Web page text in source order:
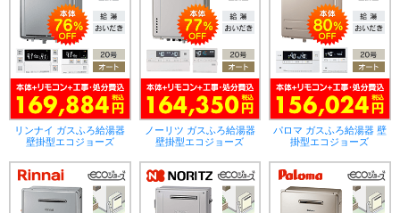
リンナイ ガスふろ給湯器
壁掛型エコジョーズ
ノーリツ ガスふろ給湯器
壁掛型エコジョーズ
パロマ ガスふろ給湯器 壁
掛型エコジョーズ